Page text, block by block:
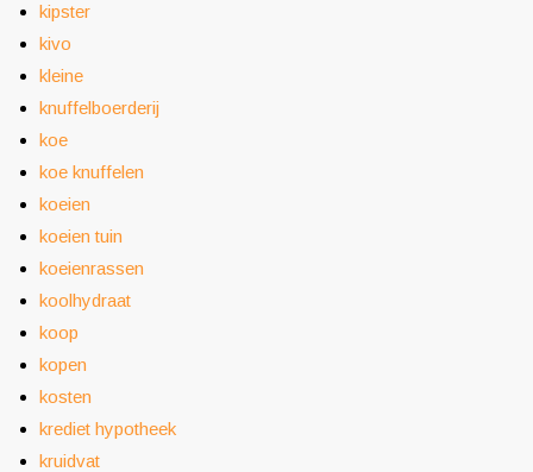
kipster
kivo
kleine
knuffelboerderij
koe
koe knuffelen
koeien
koeien tuin
koeienrassen
koolhydraat
koop
kopen
kosten
krediet hypotheek
kruidvat